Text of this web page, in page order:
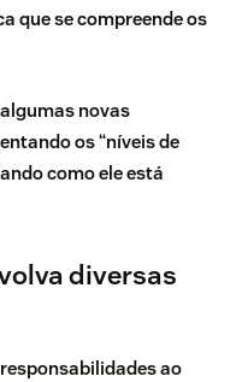
que se compreende os
novas
os “níveis de
como ele está
diversas
ao